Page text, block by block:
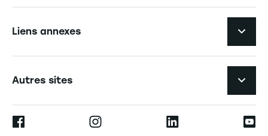
La recherche
Liens annexes
Autres sites
Ernest